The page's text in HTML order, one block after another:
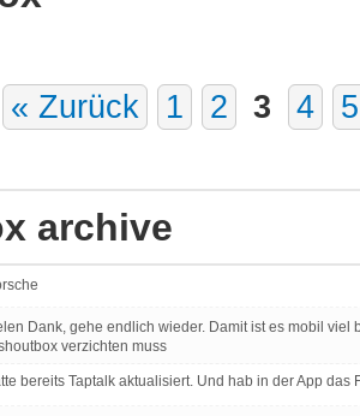
« Zurück 1 2 3 4 5
archive
Dank, gehe endlich wieder. Damit ist es mobil
verzichten muss
bereits Taptalk aktualisiert. Und hab in der App das